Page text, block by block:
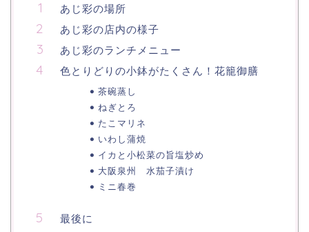
あじ彩の場所
あじ彩の店内の様子
あじ彩のランチメニュー
色とりどりの小鉢がたくさん！花籠御膳
茶碗蒸し
ねぎとろ
たこマリネ
いわし蒲焼
イカと小松菜の旨塩炒め
大阪泉州 水茄子漬け
ミニ春巻
最後に